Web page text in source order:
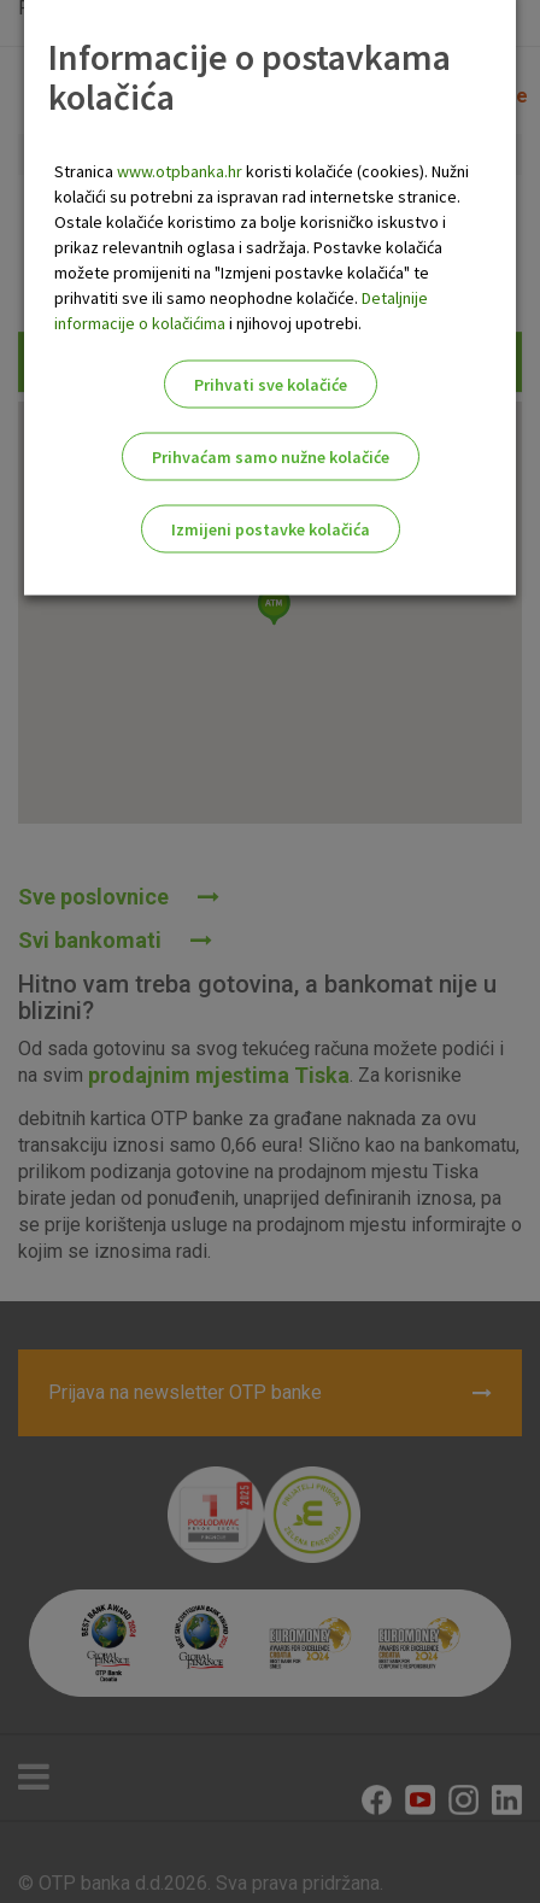
Popis uplatno-isplatnih bankomata možete vidjeti
Lista poslovnica i bankomata Očisti filtere
Bankomat Poslovnica
Prikaži samo uplatne bankomate
Sve poslovnice
Svi bankomati
Hitno vam treba gotovina, a bankomat nije u
blizini?
Od sada gotovinu sa svog tekućeg računa možete podići i
na svim prodajnim mjestima Tiska . Za korisnike
debitnih kartica OTP banke za građane naknada za ovu
transakciju iznosi samo 0,66 eura! Slično kao na bankomatu,
prilikom podizanja gotovine na prodajnom mjestu Tiska
birate jedan od ponuđenih, unaprijed definiranih iznosa, pa
se prije korištenja usluge na prodajnom mjestu informirajte o
kojim se iznosima radi.
Prijava na newsletter OTP banke
Poslovnice i bankomati
© OTP banka d.d.2026. Sva prava pridržana.
Informacije o postavkama
kolačića
Stranica www.otpbanka.hrkoristi kolačiće (cookies). Nužni
kolačići su potrebni za ispravan rad internetske stranice.
Ostale kolačiće koristimo za bolje korisničko iskustvo i
prikaz relevantnih oglasa i sadržaja. Postavke kolačića
možete promijeniti na "Izmjeni postavke kolačića" te
prihvatiti sve ili samo neophodne kolačiće. Detaljnije
informacije o kolačićima i njihovoj upotrebi.
Prihvati sve kolačiće
Prihvaćam samo nužne kolačiće
Izmijeni postavke kolačića
Ovi kolačići nužni su za funkcioniranje internetske stranice i
postavljaju kao odgovor na vaše radnje koje uključuju zahtjev
za uslugama, kao što su postavke kolačića. Svoj preglednik
o njima, ali u tom slučaju neki dijelovi stranice neće raditi. Ti
kolačići ne pohranjuju nikakve informacije koje bi vas mogle
identificirati.
Detaljnije informacije o kolačićima